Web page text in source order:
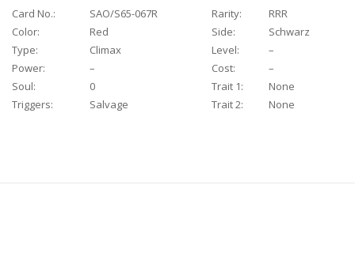
Card No.: SAO/S65-067R Rarity:
RRR
Color:
Red Side:
Schwarz
Type:
Climax Level:
–
Power:
– Cost:
–
Soul:
0 Trait 1:
None
Triggers:
Salvage Trait 2: None